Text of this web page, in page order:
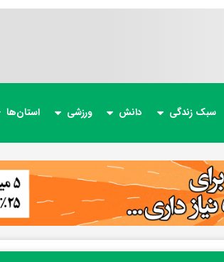
سبک زندگی دانش ورزشی استان‌ها